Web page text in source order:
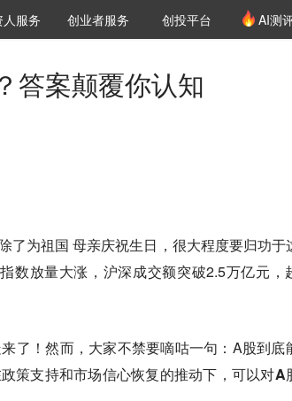
资机构库
职位推介
服务 创投氪堂
创业者服务 创投平台 AI测
答案颠覆你认知
了为祖国 母亲庆祝生日，很大程度要归功于
数放量大涨，沪深成交额突破2.5万亿元，
了！然而，大家不禁要嘀咕一句：A股到底
策支持和市场信心恢复的推动下，可以对A